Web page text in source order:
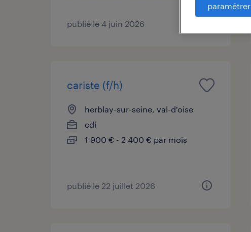
publié le 4 juin 2026
cariste (f/h)
herblay-sur-seine, val-d'oise
cdi
1 900 € - 2 400 € par mois
publié le 22 juillet 2026
paramétrer